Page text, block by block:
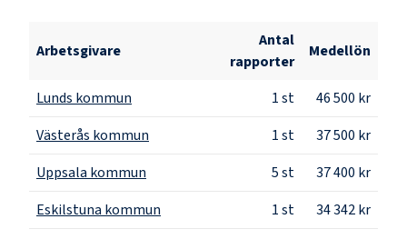
Arbetsgivare
Antal
rapporter
Medellön
Lunds kommun 1st
46 500 kr
Västerås kommun
1st
37 500 kr
Uppsala kommun
5st
37 400 kr
Eskilstuna kommun
1st
34 342 kr